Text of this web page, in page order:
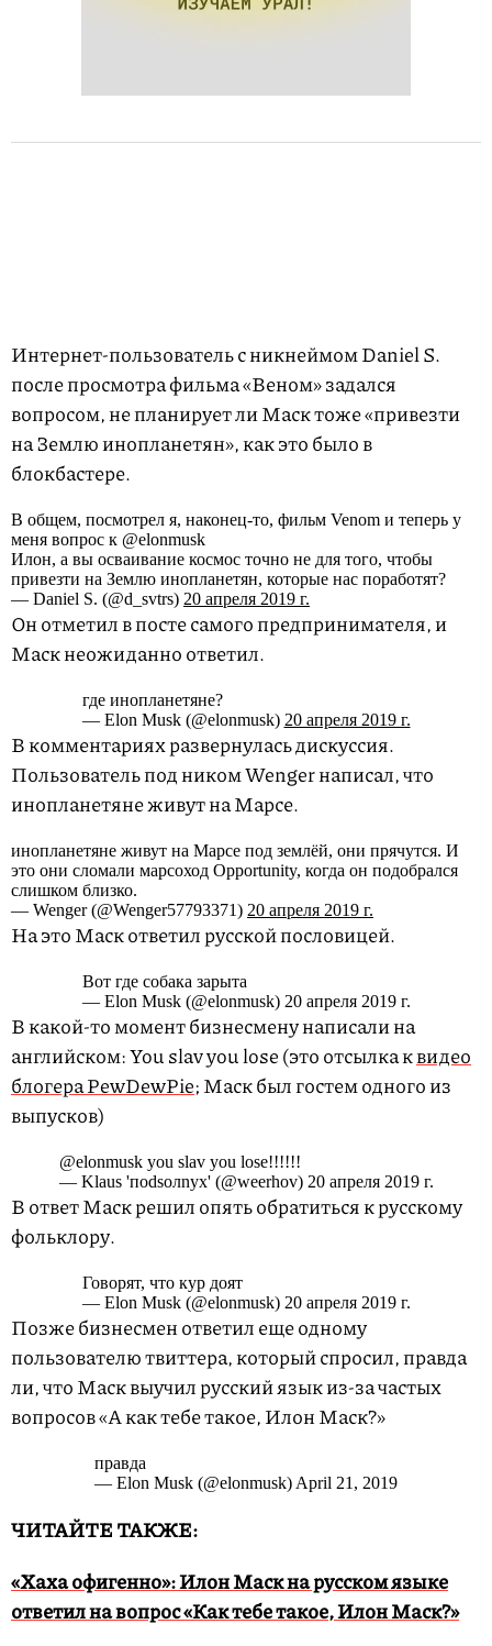
Интернет-пользователь с никнеймом Daniel S.
после просмотра фильма «Веном» задался
вопросом, не планирует ли Маск тоже «привезти
на Землю инопланетян», как это было в
блокбастере.
В общем, посмотрел я, наконец-то, фильм Venom и теперь у
меня вопрос к @elonmusk
Илон, а вы осваивание космос точно не для того, чтобы
привезти на Землю инопланетян, которые нас поработят?
— Daniel S. (@d_svtrs) 20 апреля 2019 г.
Он отметил в посте самого предпринимателя, и
Маск неожиданно ответил.
где инопланетяне?
— Elon Musk (@elonmusk) 20 апреля 2019 г.
В комментариях развернулась дискуссия.
Пользователь под ником Wenger написал, что
инопланетяне живут на Марсе.
инопланетяне живут на Марсе под землёй, они прячутся. И
это они сломали марсоход Opportunity, когда он подобрался
слишком близко.
— Wenger (@Wenger57793371) 20 апреля 2019 г.
На это Маск ответил русской пословицей.
Вот где собака зарыта
— Elon Musk (@elonmusk) 20 апреля 2019 г.
В какой-то момент бизнесмену написали на
английском: You slav you lose (это отсылка квидео
блогера PewDewPie; Маск был гостем одного из
выпусков)
@elonmusk you slav you lose!!!!!!
— Klaus 'пodsолnух' (@weerhov) 20 апреля 2019 г.
В ответ Маск решил опять обратиться к русскому
фольклору.
Говорят, что кур доят
— Elon Musk (@elonmusk) 20 апреля 2019 г.
Позже бизнесмен ответил еще одному
пользователю твиттера, который спросил, правда
ли, что Маск выучил русский язык из-за частых
вопросов «А как тебе такое, Илон Маск?»
правда
— Elon Musk (@elonmusk) April 21, 2019
ЧИТАЙТЕ ТАКЖЕ:
«Хаха офигенно»: Илон Маск на русском языке
ответил на вопрос «Как тебе такое, Илон Маск?»